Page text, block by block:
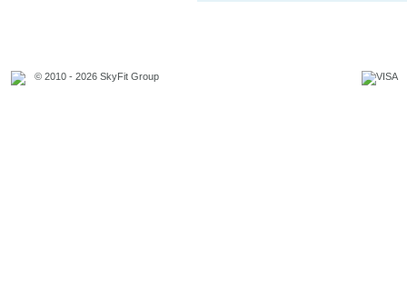
© 2010 - 2026 SkyFit Group